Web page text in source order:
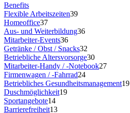
Benefits
Flexible Arbeitszeiten39
Homeoffice37
Aus- und Weiterbildung36
Mitarbeiter-Events36
Getränke / Obst / Snacks32
Betriebliche Altersvorsorge30
Mitarbeiter-Handy / -Notebook27
Firmenwagen / -Fahrrad24
Betriebliches Gesundheitsmanagement19
Duschmöglichkeit19
Sportangebote14
Barrierefreiheit13